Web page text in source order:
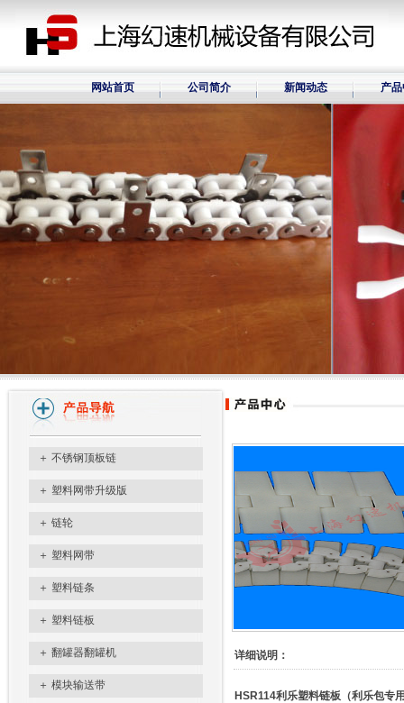
网站首页 公司简介 新闻动态 产
＋ 不锈钢顶板链
＋ 塑料网带升级版
＋ 链轮
＋ 塑料网带
＋ 塑料链条
＋ 塑料链板
＋ 翻罐器翻罐机
＋ 模块输送带
详细说明：
HSR114利乐塑料链板（利乐包专